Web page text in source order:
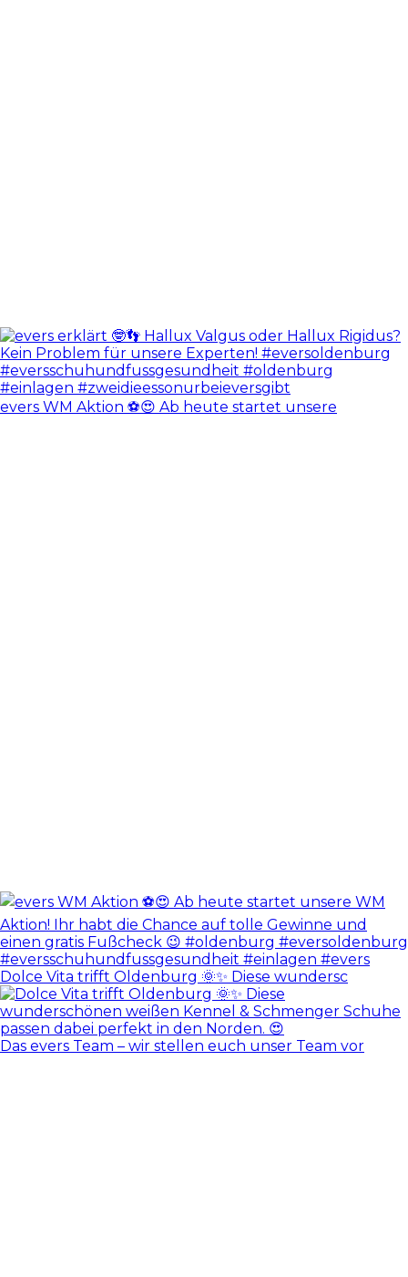
evers WM Aktion ⚽️😍 Ab heute startet unsere
Dolce Vita trifft Oldenburg 🌞✨ Diese wundersc
Das evers Team – wir stellen euch unser Team vor